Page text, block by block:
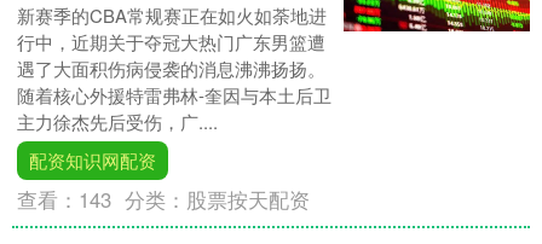
新赛季的CBA常规赛正在如火如荼地进
行中，近期关于夺冠大热门广东男篮遭
遇了大面积伤病侵袭的消息沸沸扬扬。
随着核心外援特雷弗林‑奎因与本土后卫
主力徐杰先后受伤，广....
配资知识网配资
查看： 143 分类： 股票按天配资